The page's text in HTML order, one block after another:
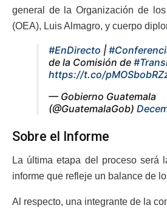
general de la Organización de
(OEA), Luis Almagro, y cuerpo
#EnDirecto |
de la Comisión de
https://t.co/
— Gobierno Guatemala
(@GuatemalaGob)
Sobre el Informe
La última etapa del proceso será
informe que refleje un balance de
Al respecto, una integrante de la